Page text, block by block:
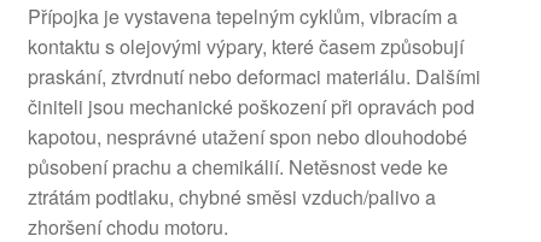
Přípojka je vystavena tepelným cyklům, vibracím a
kontaktu s olejovými výpary, které časem způsobují
praskání, ztvrdnutí nebo deformaci materiálu. Dalšími
činiteli jsou mechanické poškození při opravách pod
kapotou, nesprávné utažení spon nebo dlouhodobé
působení prachu a chemikálií. Netěsnost vede ke
ztrátám podtlaku, chybné směsi vzduch/palivo a
zhoršení chodu motoru.